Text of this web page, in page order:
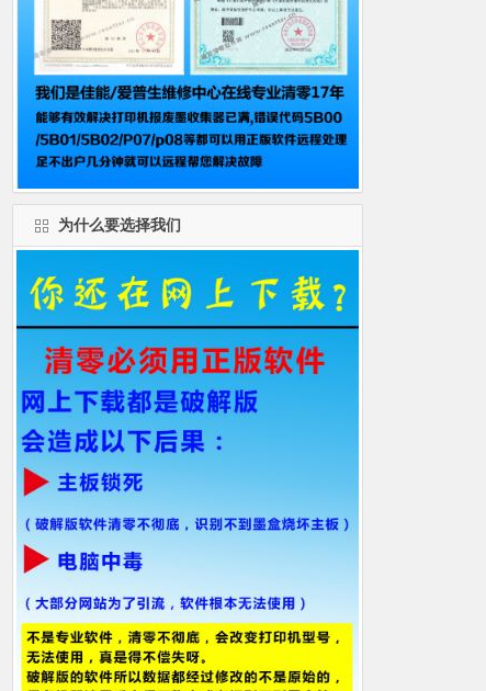
为什么要选择我们